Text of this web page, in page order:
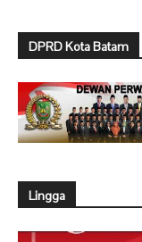
DPRD Kota Batam
Lingga